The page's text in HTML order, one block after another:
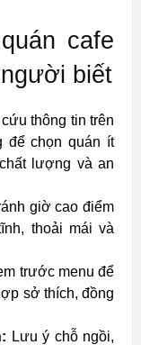
cafe
biết
thông tin trên
để chọn quán ít
lượng và an
giờ cao điểm
thoải mái và
trước menu để
sở thích, đồng
Lưu ý chỗ ngồi,